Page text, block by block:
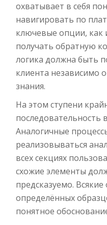
охватывает в себя
навигировать по
ключевые опции, как
получать обратную
логика должна быть
клиента независимо
знания.
На этом ступени
последовательность
Аналогичные
реализовываться
всех секциях
схожие элементы
предсказуемо.
определённых
понятное